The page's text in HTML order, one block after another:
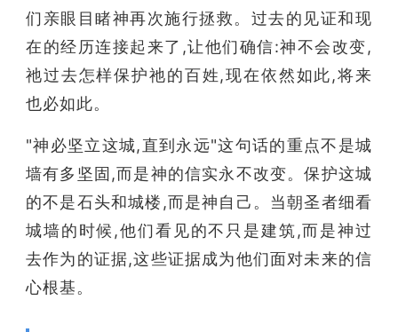
们亲眼目睹神再次施行拯救。过去的见证和现
在的经历连接起来了,让他们确信:神不会改变,
祂过去怎样保护祂的百姓,现在依然如此,将来
也必如此。
"神必坚立这城,直到永远"这句话的重点不是城
墙有多坚固,而是神的信实永不改变。保护这城
的不是石头和城楼,而是神自己。当朝圣者细看
城墙的时候,他们看见的不只是建筑,而是神过
去作为的证据,这些证据成为他们面对未来的信
心根基。